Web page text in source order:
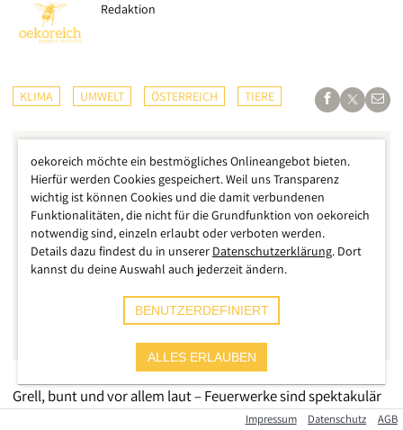
Redaktion
KLIMA UMWELT ÖSTERREICH TIERE
Grell, bunt und vor allem laut – Feuerwerke sind spektakulär
anzusehen und gehören für viele Konsumenten einfach zum
Impressum Datenschutz AGB
oekoreich möchte ein bestmögliches Onlineangebot bieten.
Hierfür werden Cookies gespeichert. Weil uns Transparenz
wichtig ist können Cookies und die damit verbundenen
Funktionalitäten, die nicht für die Grundfunktion von oekoreich
notwendig sind, einzeln erlaubt oder verboten werden.
Details dazu findest du in unserer Datenschutzerklärung. Dort
kannst du deine Auswahl auch jederzeit ändern.
BENUTZERDEFINIERT
ALLES ERLAUBEN